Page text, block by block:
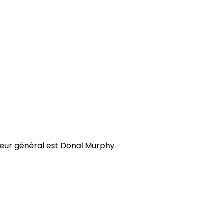
général est Donal Murphy.